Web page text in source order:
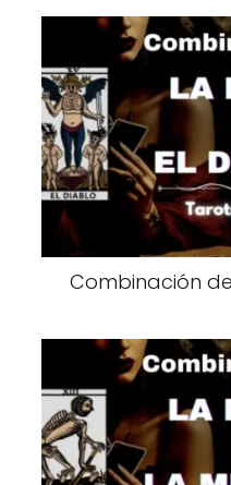
Combinación